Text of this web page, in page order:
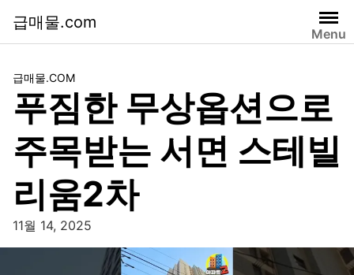
급매물.com
Menu
급매물.COM
푸짐한 무상옵션으로
주목받는 서면 스테빌
리움2차
11월 14, 2025